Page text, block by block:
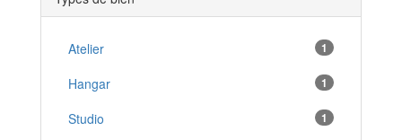
Montguyon *
Breuillet *
Saint-Georges-de-Didonne *
Mortagne-sur-Gironde *
Atelier 1
Hangar 1
Studio 1